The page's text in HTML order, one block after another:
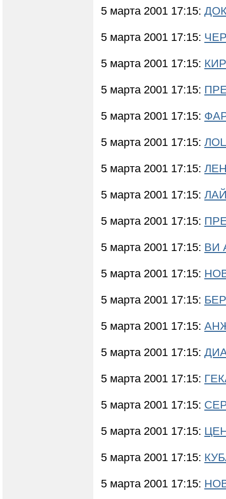
5 марта 2001 17:15:
5 марта 2001 17:15:
5 марта 2001 17:15:
5 марта 2001 17:15:
5 марта 2001 17:15:
5 марта 2001 17:15:
5 марта 2001 17:15:
5 марта 2001 17:15:
5 марта 2001 17:15:
5 марта 2001 17:15: ВИ
5 марта 2001 17:15:
5 марта 2001 17:15:
5 марта 2001 17:15:
5 марта 2001 17:15:
5 марта 2001 17:15:
5 марта 2001 17:15:
5 марта 2001 17:15:
5 марта 2001 17:15:
5 марта 2001 17:15: